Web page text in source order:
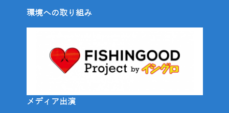
環境への取り組み
メディア出演